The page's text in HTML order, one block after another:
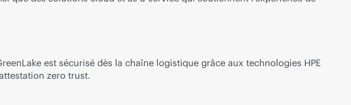
est sécurisé dès la chaîne logistique grâce aux technologies HPE
zero trust.